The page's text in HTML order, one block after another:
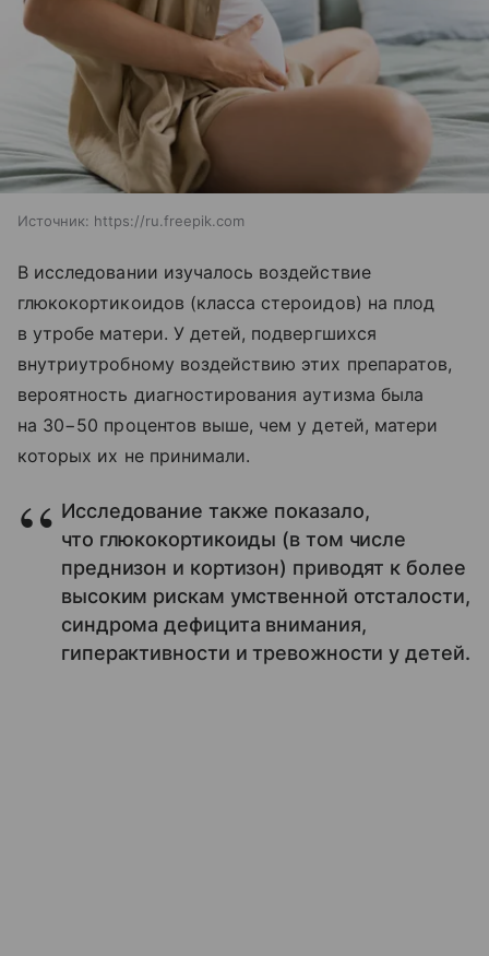
Источник: https://ru.freepik.com
В исследовании изучалось воздействие
глюкокортикоидов (класса стероидов) на плод
в утробе матери. У детей, подвергшихся
внутриутробному воздействию этих препаратов,
вероятность диагностирования аутизма была
на 30−50 процентов выше, чем у детей, матери
которых их не принимали.
Исследование также показало,
что глюкокортикоиды (в том числе
преднизон и кортизон) приводят к более
высоким рискам умственной отсталости,
синдрома дефицита внимания,
гиперактивности и тревожности у детей.